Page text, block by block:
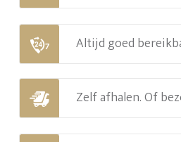
Altijd goed
Zelf afhalen. Of